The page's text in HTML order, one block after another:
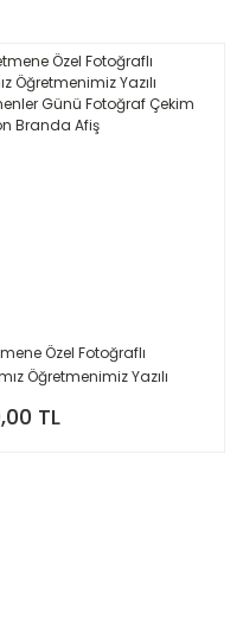
Özel Fotoğraflı
Öğretmenimiz Yazılı
Arka Fon Branda Afiş
TL